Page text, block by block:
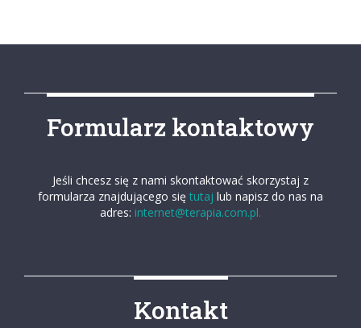
Formularz kontaktowy
Jeśli chcesz się z nami skontaktować skorzystaj z
formularza znajdującego się tutaj lub napisz do nas na
adres: internet@terapia.com.pl.
Kontakt